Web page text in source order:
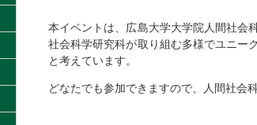
本イベントは、広島大学大学院人間社会
社会科学研究科が取り組む多様でユニー
と考えています。
どなたでも参加できますので、人間社会